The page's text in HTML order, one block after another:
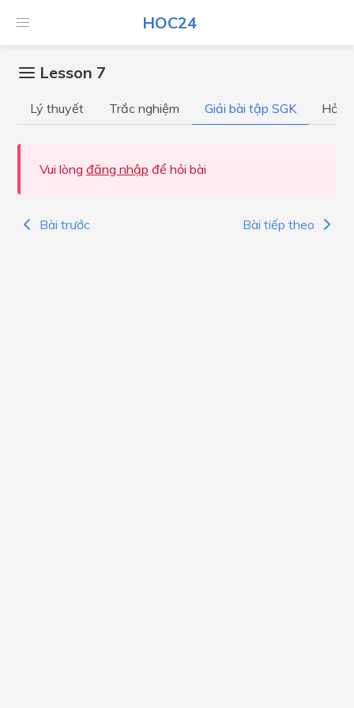
HOC24
Lesson 7
Lý thuyết Trắc nghiệm Giải bài tập SGK Hỏi
Vui lòng đăng nhập để hỏi bài
Bài trước Bài tiếp theo